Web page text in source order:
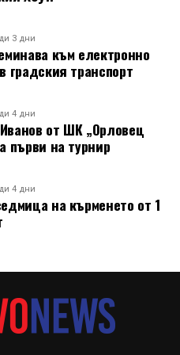
ден (31 юли)
и дискусии,
със
Арх. Николай
от сдружение
с лекция за
системи в
представи и
отопление на дърва при
3 дни
към електронно
градския транспорт
4 дни
от ШК „Орловец
първи на турнир
4 дни
на кърменето от 1